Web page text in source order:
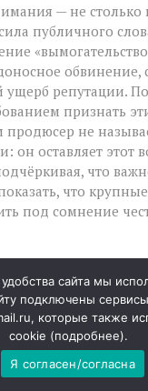
— не столько
публичного
обвинение,
ущерб репутации.
признать
продюсер не
он оставляет этот
что
что
под сомнение
под ударом
проект, а
только финансы,
центре сюжета —
чья история
сайта мы
подключены
которые также
cookie (подробнее).
Я согласен/согласна